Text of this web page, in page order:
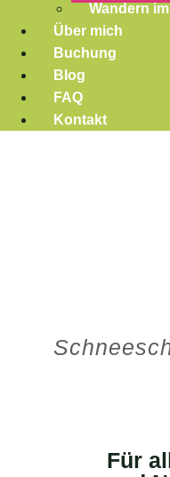
Wandern
Über mich
Buchung
Blog
FAQ
Kontakt
Für